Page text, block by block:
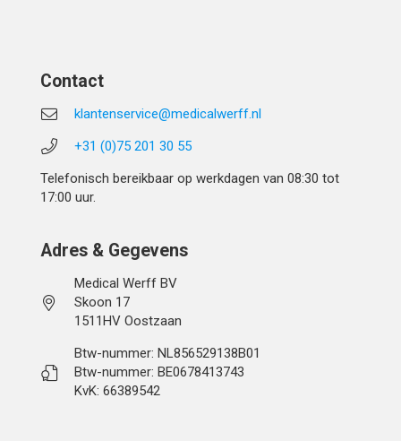
Contact
klantenservice@medicalwerff.nl
+31 (0)75 201 30 55
Telefonisch bereikbaar op werkdagen van 08:30 tot
17:00 uur.
Adres & Gegevens
Medical Werff BV
Skoon 17
1511HV Oostzaan
Btw-nummer: NL856529138B01
Btw-nummer: BE0678413743
KvK: 66389542